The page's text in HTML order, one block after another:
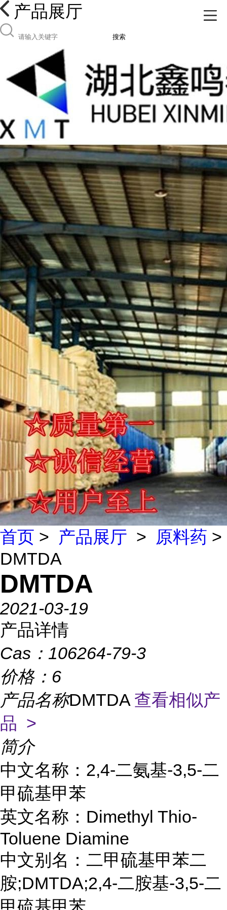
产品展厅
搜索
首页 > 产品展厅 > 原料药 >
DMTDA
DMTDA
2021-03-19
产品详情
Cas： 106264-79-3
价格： 6
产品名称DMTDA 查看相似产
品 >
简介
中文名称：2,4-二氨基-3,5-二
甲硫基甲苯
英文名称：Dimethyl Thio-
Toluene Diamine
中文别名：二甲硫基甲苯二
胺;DMTDA;2,4-二胺基-3,5-二